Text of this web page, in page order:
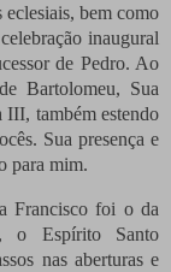
eclesiais, bem como
inaugural
de Pedro. Ao
Bartolomeu, Sua
também estendo
Sua presença e
para mim.
Francisco foi o da
o Espírito Santo
nas aberturas e